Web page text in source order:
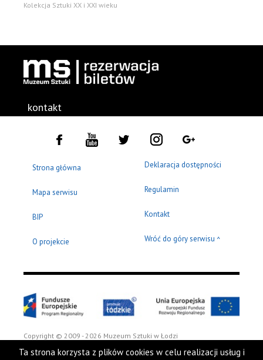
Kolekcja Sztuki XX i XXI wieku
kontakt
Strona główna
Mapa serwisu
BIP
O projekcie
Deklaracja dostępności
Regulamin
Kontakt
Wróć do góry serwisu ^
Copyright © 2009 - 2026 Muzeum Sztuki w Łodzi
Ta strona korzysta z plików cookies w celu realizacji usług i